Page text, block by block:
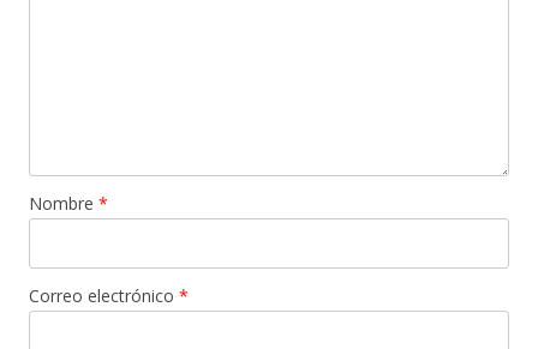
Nombre *
Correo electrónico *